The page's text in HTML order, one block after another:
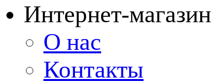
Интернет-магазин
О нас
Контакты